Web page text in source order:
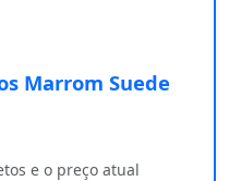
Marrom Suede
e o preço atual